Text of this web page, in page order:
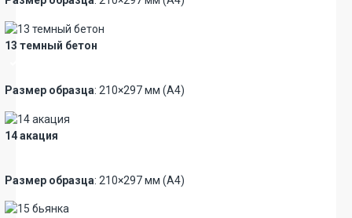
13 темный бетон
Размер образца: 210×297 мм (А4)
14 акация
Размер образца: 210×297 мм (А4)